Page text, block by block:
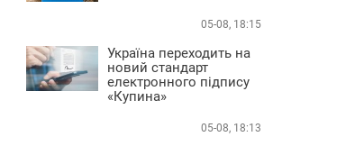
05-08, 18:15
Україна переходить на
новий стандарт
електронного підпису
«Купина»
05-08, 18:13